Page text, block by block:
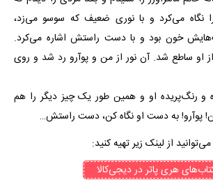
را نگاه می‌کرد و با نوری ضعیف که سوسو می‌زد،
خون بود و با دست راستش اشاره می‌کرد.
او ساطع شد. آن نور از من و پوآرو رد شد و روی
او و همین طور یک چیز دیگر را هم
پوآرو! به دست او نگاه کن، دست راستش…
از لینک زیر تهیه کنید:
هری پاتر در دیجی‌کالا